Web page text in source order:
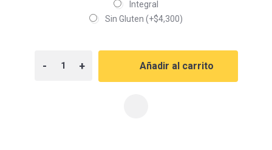
Integral
Sin Gluten (+$4,300)
- + Añadir al carrito